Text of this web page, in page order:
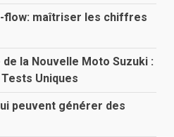
flow: maîtriser les chiffres
la Nouvelle Moto Suzuki :
Uniques
peuvent générer des